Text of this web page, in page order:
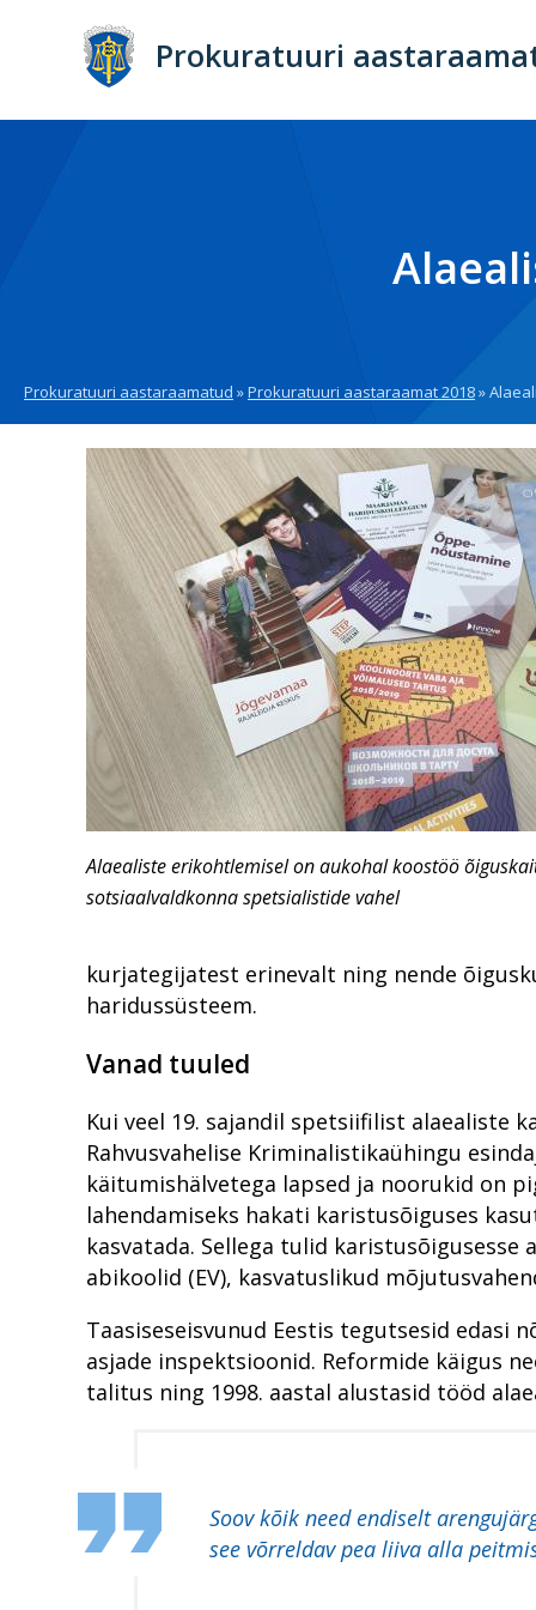
juurde
Prokuratuuri
Breadcrumb
Prokuratuuri aastaraamatud Prokuratuuri aastaraamat 2018
Alaealiste erikohtlemisel on aukohal koostöö
sotsiaalvaldkonna spetsialistide vahel
kurjategijatest erinevalt ning nende
haridussüsteem.
Vanad tuuled
Kui veel 19. sajandil spetsiifilist alaealiste
Rahvusvahelise Kriminalistikaühingu
käitumishälvetega lapsed ja noorukid on
lahendamiseks hakati karistusõiguses
kasvatada. Sellega tulid karistusõigusesse
abikoolid (EV), kasvatuslikud
Taasiseseisvunud Eestis tegutsesid edasi
asjade inspektsioonid. Reformide käigus
talitus ning 1998. aastal alustasid tööd
Soov kõik need endiselt
see võrreldav pea liiva alla